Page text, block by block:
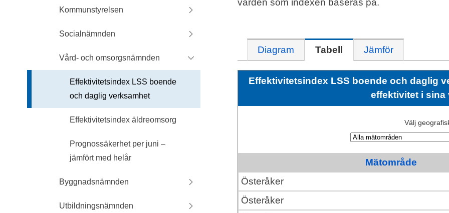
Diagram Tabell Jämför
Effektivitetsindex LSS boende och daglig
effektivitet i sina
Välj
Mätområde
Österåker
Österåker
Kommunstyrelsen
Socialnämnden
Vård- och omsorgsnämnden
Effektivitetsindex LSS boende
och daglig verksamhet
Effektivitetsindex äldreomsorg
Prognossäkerhet per juni –
jämfört med helår
Byggnadsnämnden
Utbildningsnämnden